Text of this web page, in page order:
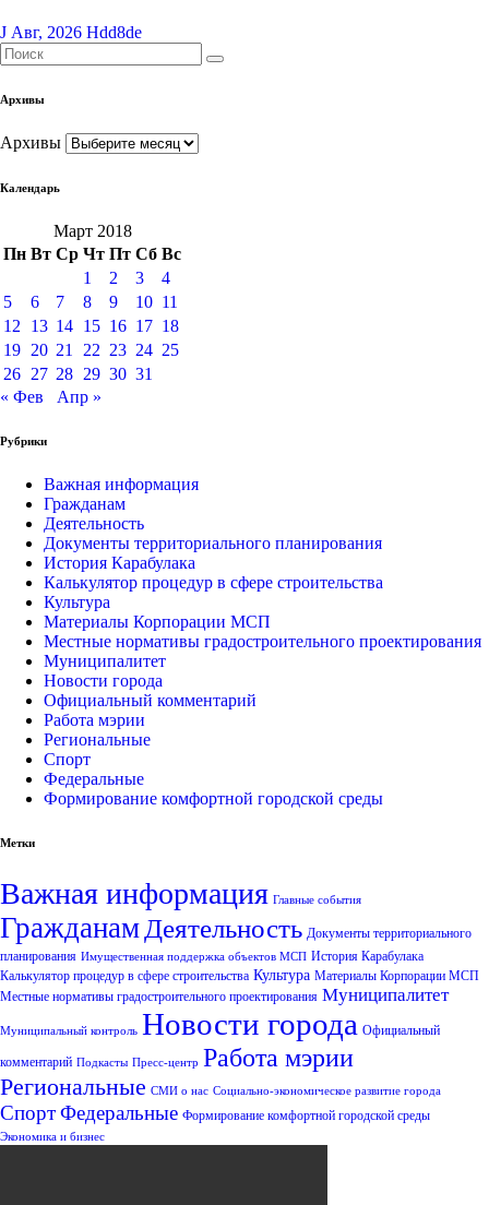
J Авг, 2026 Hdd8de
Архивы
Архивы
Календарь
Март 2018
Пн Вт Ср Чт Пт Сб Вс
1
2 3
4
5
6 7 8 9 10 11
12
13 14 15 16 17 18
19 20 21 22 23 24 25
26 27 28 29 30 31
« Фев
Апр »
Рубрики
Важная информация
Гражданам
Деятельность
Документы территориального планирования
История Карабулака
Калькулятор процедур в сфере строительства
Культура
Материалы Корпорации МСП
Местные нормативы градостроительного проектирования
Муниципалитет
Новости города
Официальный комментарий
Работа мэрии
Региональные
Спорт
Федеральные
Формирование комфортной городской среды
Метки
Важная информация Главные события
Гражданам Деятельность Документы территориального
планирования Имущественная поддержка объектов МСП История Карабулака
Калькулятор процедур в сфере строительства Культура Материалы Корпорации МСП
Местные нормативы градостроительного проектирования Муниципалитет
Муниципальный контроль Новости города Официальный
комментарий Подкасты Пресс-центр Работа мэрии
Региональные СМИ о нас Социально-экономическое развитие города
СпортФедеральные Формирование комфортной городской среды
Экономика и бизнес